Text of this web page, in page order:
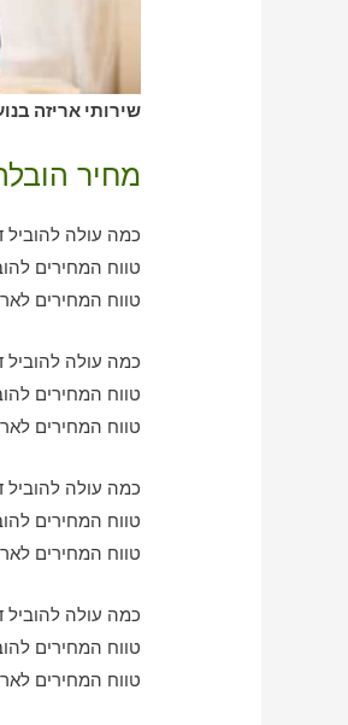
שירותי אריזה
מחיר
כמה עולה להוביל דירה חדר 1 בנועם עם
טווח המחירים להובלת דירה חדר
טווח המחירים לאריזה דירה חדר
כמה עולה להוביל דירת 2 חדרים בנועם עם חברת
טווח המחירים להובלת דירת 2 חדרים
טווח המחירים לאריזה דירת 2 חדרים
כמה עולה להוביל דירת 3 חדרים בנועם עם חברת
טווח המחירים להובלת דירת 3 חדרים
טווח המחירים לאריזה דירת 3 חדרים
כמה עולה להוביל דירת 4 חדרים בנועם עם חברת
טווח המחירים להובלת דירת 4 חדרים
טווח המחירים לאריזה דירת 4 חדרים